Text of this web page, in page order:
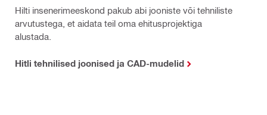
Hilti insenerimeeskond pakub abi jooniste või tehniliste
arvutustega, et aidata teil oma ehitusprojektiga
alustada.
Hitli tehnilised joonised ja CAD-mudelid